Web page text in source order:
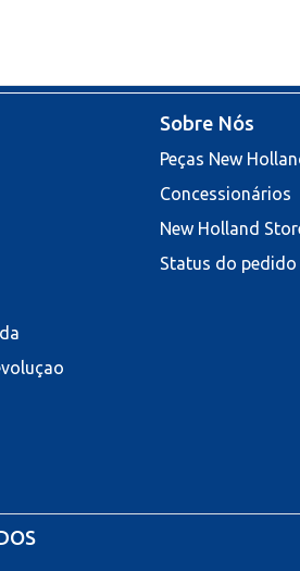
Sobre Nós
Peças New
Concessionários
New Holland
Status do pedido